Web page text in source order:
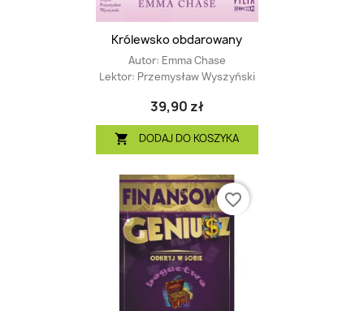
Królewsko obdarowany
Autor: Emma Chase
Lektor: Przemysław Wyszyński
39,90 zł
 DODAJ DO KOSZYKA
favorite_border